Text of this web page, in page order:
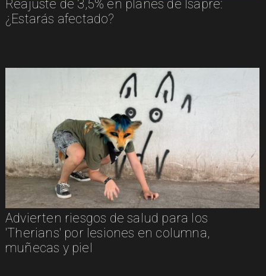
Reajuste de 3,5% en planes de Isapre:
¿Estarás afectado?
Advierten riesgos de salud para los
'Therians' por lesiones en columna,
muñecas y piel